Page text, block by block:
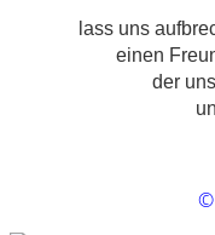
lass uns
einen
der
©